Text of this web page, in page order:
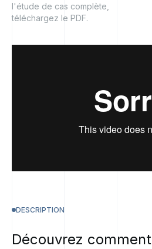
l'étude de cas complète,
téléchargez le PDF.
DESCRIPTION
Découvrez comment